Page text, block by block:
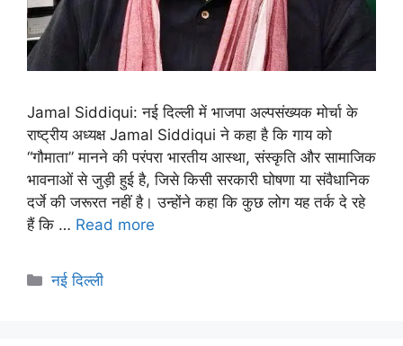
Jamal Siddiqui: नई दिल्ली में भाजपा अल्पसंख्यक मोर्चा के
राष्ट्रीय अध्यक्ष Jamal Siddiqui ने कहा है कि गाय को
“गौमाता” मानने की परंपरा भारतीय आस्था, संस्कृति और सामाजिक
भावनाओं से जुड़ी हुई है, जिसे किसी सरकारी घोषणा या संवैधानिक
दर्जे की जरूरत नहीं है। उन्होंने कहा कि कुछ लोग यह तर्क दे रहे
हैं कि … Read more
नई दिल्ली